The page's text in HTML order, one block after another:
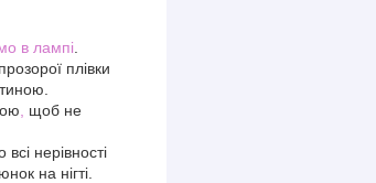
в лампі
плівки
щоб не
нерівності
на нігті.